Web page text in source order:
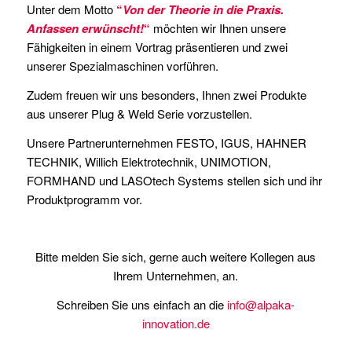
Unter dem Motto “Von der Theorie in die Praxis.
Anfassen erwünscht!“ möchten wir Ihnen unsere
Fähigkeiten in einem Vortrag präsentieren und zwei
unserer Spezialmaschinen vorführen.
Zudem freuen wir uns besonders, Ihnen zwei Produkte
aus unserer Plug & Weld Serie vorzustellen.
Unsere Partnerunternehmen FESTO, IGUS, HAHNER
TECHNIK, Willich Elektrotechnik, UNIMOTION,
FORMHAND und LASOtech Systems stellen sich und ihr
Produktprogramm vor.
Bitte melden Sie sich, gerne auch weitere Kollegen aus
Ihrem Unternehmen, an.
Schreiben Sie uns einfach an dieinfo@alpaka-
innovation.de